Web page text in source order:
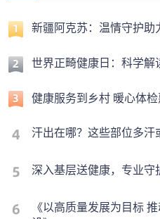
新疆阿克苏：温情守护助
世界正畸健康日：科学
健康服务到乡村 暖心体
汗出在哪？这些部位多汗
深入基层送健康，专业守
《以高质量发展为目标